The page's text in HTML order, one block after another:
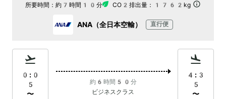
所要時間： 約7時間10分 CO2排出量： 1762kg
ANA（全日本空輸） 直行便
0:0
5
〜
約6時間50分
ビジネスクラス
4:3
5
〜